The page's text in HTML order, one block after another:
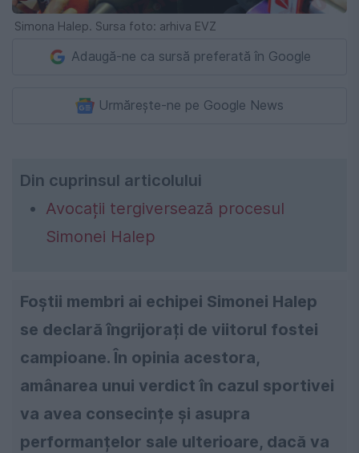
Simona Halep. Sursa foto: arhiva EVZ
Adaugă-ne ca sursă preferată în Google
Urmărește-ne pe Google News
Din cuprinsul articolului
Avocații tergiversează procesul
Simonei Halep
Foștii membri ai echipei Simonei Halep
se declară îngrijorați de viitorul fostei
campioane. În opinia acestora,
amânarea unui verdict în cazul sportivei
va avea consecințe și asupra
performanțelor sale ulterioare, dacă va